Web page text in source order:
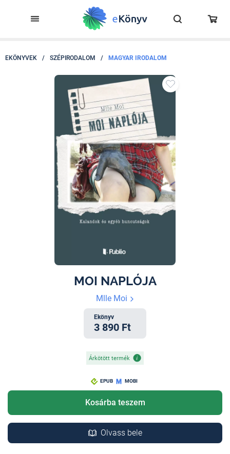
EKÖNYVEK / SZÉPIRODALOM / MAGYAR IRODALOM
MOI NAPLÓJA
Mlle Moi
Ekönyv
3 890 Ft
Árkötött termék
EPUB MOBI
Kosárba teszem
Olvass bele